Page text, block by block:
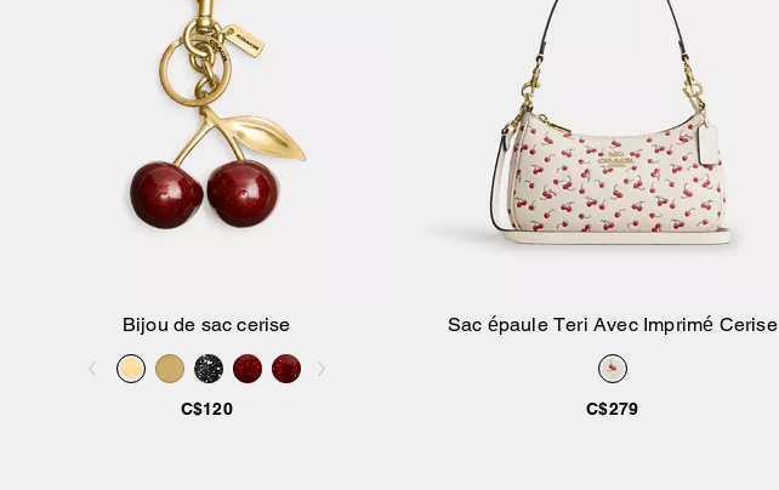
Ajouter au panier
Bijou de sac cerise
C$120
Ajouter au panier
Sac épaule Teri Avec Imprimé Cerise
C$279